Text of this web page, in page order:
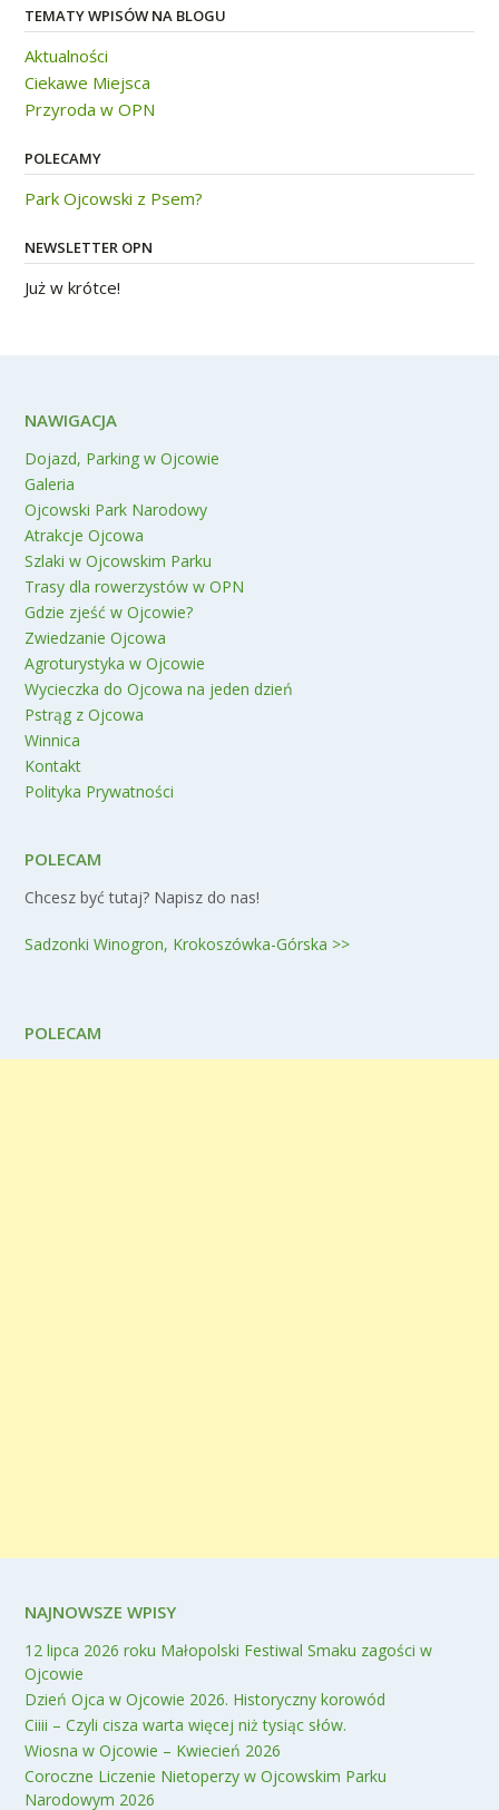
TEMATY WPISÓW NA BLOGU
Aktualności
Ciekawe Miejsca
Przyroda w OPN
POLECAMY
Park Ojcowski z Psem?
NEWSLETTER OPN
Już w krótce!
NAWIGACJA
Dojazd, Parking w Ojcowie
Galeria
Ojcowski Park Narodowy
Atrakcje Ojcowa
Szlaki w Ojcowskim Parku
Trasy dla rowerzystów w OPN
Gdzie zjeść w Ojcowie?
Zwiedzanie Ojcowa
Agroturystyka w Ojcowie
Wycieczka do Ojcowa na jeden dzień
Pstrąg z Ojcowa
Winnica
Kontakt
Polityka Prywatności
POLECAM
Chcesz być tutaj? Napisz do nas!
Sadzonki Winogron, Krokoszówka-Górska >>
POLECAM
NAJNOWSZE WPISY
12 lipca 2026 roku Małopolski Festiwal Smaku zagości w
Ojcowie
Dzień Ojca w Ojcowie 2026. Historyczny korowód
Ciiii – Czyli cisza warta więcej niż tysiąc słów.
Wiosna w Ojcowie – Kwiecień 2026
Coroczne Liczenie Nietoperzy w Ojcowskim Parku
Narodowym 2026